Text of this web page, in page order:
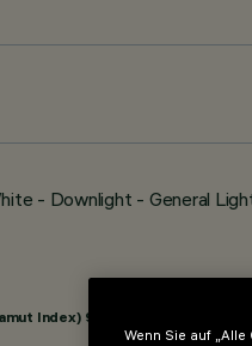
- Downlight - General
Index) 95
Wenn Sie auf